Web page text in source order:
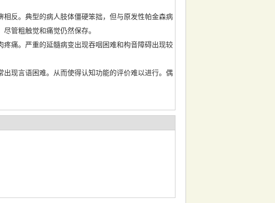
反。典型的病人肢体僵硬笨拙，但与原发性帕金森病
管粗触觉和痛觉仍然保存。
痛。严重的延髓病变出现吞咽困难和构音障碍出现较
现言语困难。从而使得认知功能的评价难以进行。偶